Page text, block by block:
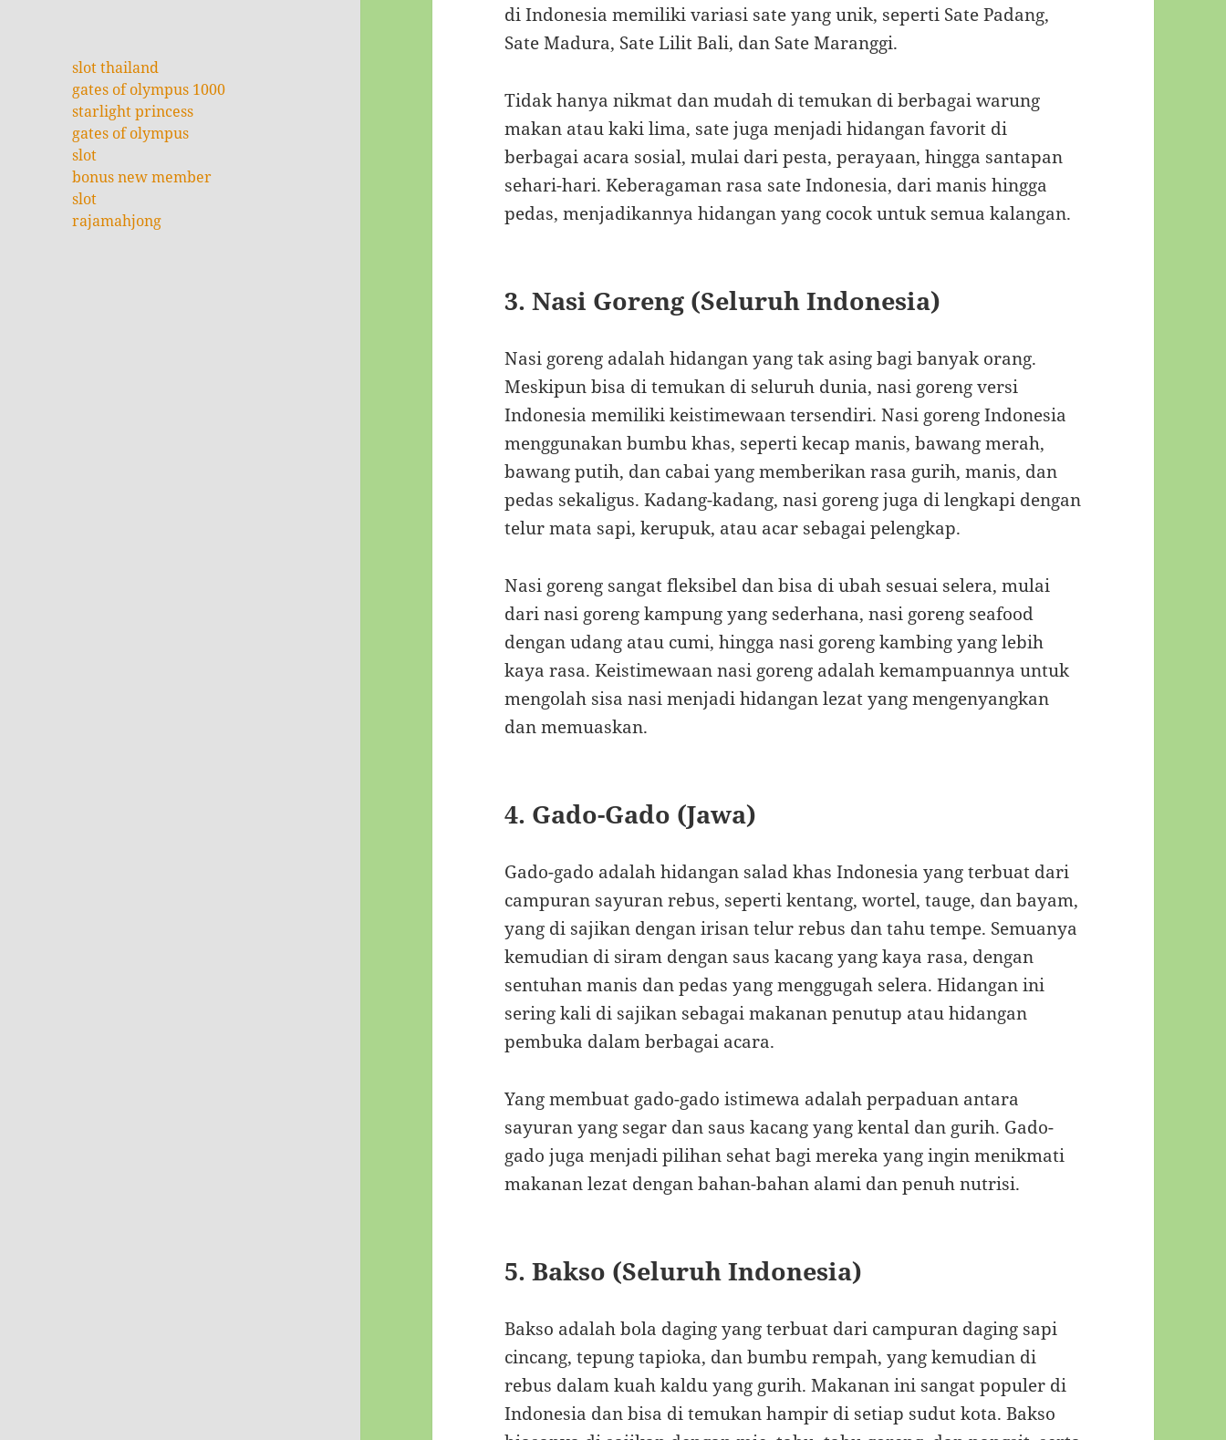
slot thailand
gates of olympus 1000
starlight princess
gates of olympus
slot
bonus new member
slot
rajamahjong
di Indonesia memiliki variasi sate yang unik, seperti Sate Padang,
Sate Madura, Sate Lilit Bali, dan Sate Maranggi.
Tidak hanya nikmat dan mudah di temukan di berbagai warung
makan atau kaki lima, sate juga menjadi hidangan favorit di
berbagai acara sosial, mulai dari pesta, perayaan, hingga santapan
sehari-hari. Keberagaman rasa sate Indonesia, dari manis hingga
pedas, menjadikannya hidangan yang cocok untuk semua kalangan.
3.Nasi Goreng (Seluruh Indonesia)
Nasi goreng adalah hidangan yang tak asing bagi banyak orang.
Meskipun bisa di temukan di seluruh dunia, nasi goreng versi
Indonesia memiliki keistimewaan tersendiri. Nasi goreng Indonesia
menggunakan bumbu khas, seperti kecap manis, bawang merah,
bawang putih, dan cabai yang memberikan rasa gurih, manis, dan
pedas sekaligus. Kadang-kadang, nasi goreng juga di lengkapi dengan
telur mata sapi, kerupuk, atau acar sebagai pelengkap.
Nasi goreng sangat fleksibel dan bisa di ubah sesuai selera, mulai
dari nasi goreng kampung yang sederhana, nasi goreng seafood
dengan udang atau cumi, hingga nasi goreng kambing yang lebih
kaya rasa. Keistimewaan nasi goreng adalah kemampuannya untuk
mengolah sisa nasi menjadi hidangan lezat yang mengenyangkan
dan memuaskan.
4. Gado-Gado (Jawa)
Gado-gado adalah hidangan salad khas Indonesia yang terbuat dari
campuran sayuran rebus, seperti kentang, wortel, tauge, dan bayam,
yang di sajikan dengan irisan telur rebus dan tahu tempe. Semuanya
kemudian di siram dengan saus kacang yang kaya rasa, dengan
sentuhan manis dan pedas yang menggugah selera. Hidangan ini
sering kali di sajikan sebagai makanan penutup atau hidangan
pembuka dalam berbagai acara.
Yang membuat gado-gado istimewa adalah perpaduan antara
sayuran yang segar dan saus kacang yang kental dan gurih. Gado-
gado juga menjadi pilihan sehat bagi mereka yang ingin menikmati
makanan lezat dengan bahan-bahan alami dan penuh nutrisi.
5.Bakso (Seluruh Indonesia)
Bakso adalah bola daging yang terbuat dari campuran daging sapi
cincang, tepung tapioka, dan bumbu rempah, yang kemudian di
rebus dalam kuah kaldu yang gurih. Makanan ini sangat populer di
Indonesia dan bisa di temukan hampir di setiap sudut kota. Bakso